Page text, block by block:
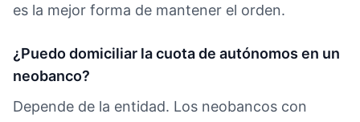
es la mejor forma de mantener el orden.
¿Puedo domiciliar la cuota de autónomos en un
neobanco?
Depende de la entidad. Los neobancos con